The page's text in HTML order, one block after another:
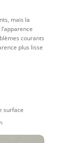
mais la
courants
plus lisse
surface